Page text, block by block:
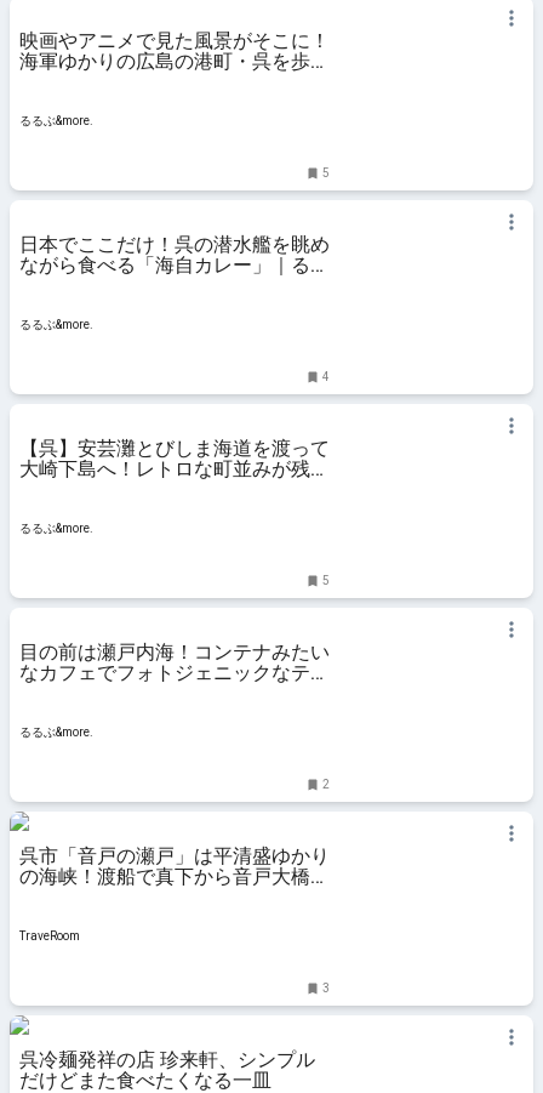
映画やアニメで見た風景がそこに！
海軍ゆかりの広島の港町・呉を歩い
るるぶ&more.
5
日本でここだけ！呉の潜水艦を眺め
ながら食べる「海自カレー」｜るる
るるぶ&more.
4
【呉】安芸灘とびしま海道を渡って
大崎下島へ！レトロな町並みが残る
るるぶ&more.
5
目の前は瀬戸内海！コンテナみたい
なカフェでフォトジェニックなティ
るるぶ&more.
2
呉市「音戸の瀬戸」は平清盛ゆかり
の海峡！渡船で真下から音戸大橋を
TraveRoom
3
呉冷麺発祥の店 珍来軒、シンプル
だけどまた食べたくなる一皿